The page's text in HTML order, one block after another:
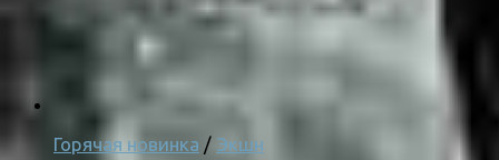
Горячая новинка / Экшн